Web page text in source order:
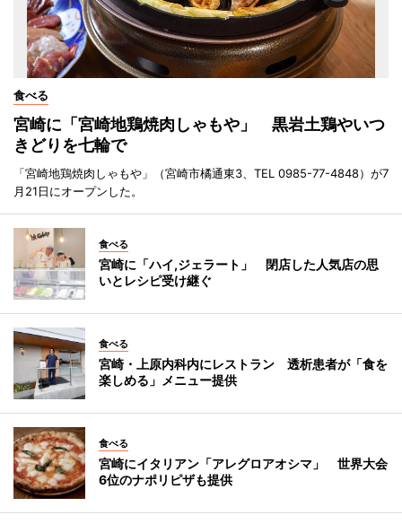
食べる
宮崎に「宮崎地鶏焼肉しゃもや」 黒岩土鶏やいつ
きどりを七輪で
「宮崎地鶏焼肉しゃもや」（宮崎市橘通東3、TEL 0985-77-4848）が7
月21日にオープンした。
食べる
宮崎に「ハイ,ジェラート」 閉店した人気店の思
いとレシピ受け継ぐ
食べる
宮崎・上原内科内にレストラン 透析患者が「食を
楽しめる」メニュー提供
食べる
宮崎にイタリアン「アレグロアオシマ」 世界大会
6位のナポリピザも提供